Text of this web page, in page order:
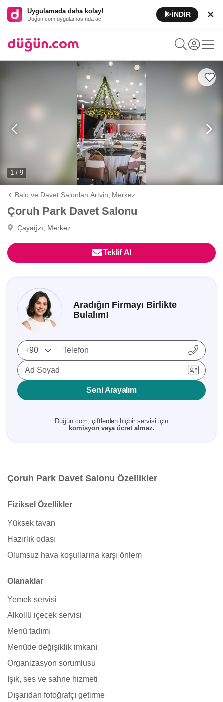
Uygulamada daha kolay!
Düğün.com uygulamasında aç
İNDİR
1 / 9
Balo ve Davet Salonları Artvin, Merkez
Çoruh Park Davet Salonu
Çayağzı, Merkez
Teklif Al
Aradığın Firmayı Birlikte
Bulalım!
Ad Soyad
Seni Arayalım
Düğün.com, çiftlerden hiçbir servisi için
komisyon veya ücret almaz.
Çoruh Park Davet Salonu Özellikler
Fiziksel Özellikler
Yüksek tavan
Hazırlık odası
Olumsuz hava koşullarına karşı önlem
Olanaklar
Yemek servisi
Alkollü içecek servisi
Menü tadımı
Menüde değişiklik imkanı
Organizasyon sorumlusu
Işık, ses ve sahne hizmeti
Dışarıdan fotoğrafçı getirme